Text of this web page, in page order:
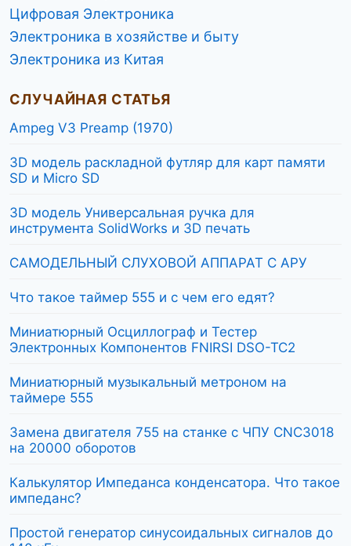
Цифровая Электроника
Электроника в хозяйстве и быту
Электроника из Китая
СЛУЧАЙНАЯ СТАТЬЯ
Ampeg V3 Preamp (1970)
3D модель раскладной футляр для карт памяти
SD и Micro SD
3D модель Универсальная ручка для
инструмента SolidWorks и 3D печать
САМОДЕЛЬНЫЙ СЛУХОВОЙ АППАРАТ С АРУ
Что такое таймер 555 и с чем его едят?
Миниатюрный Осциллограф и Тестер
Электронных Компонентов FNIRSI DSO-TC2
Миниатюрный музыкальный метроном на
таймере 555
Замена двигателя 755 на станке с ЧПУ CNC3018
на 20000 оборотов
Калькулятор Импеданса конденсатора. Что такое
импеданс?
Простой генератор синусоидальных сигналов до